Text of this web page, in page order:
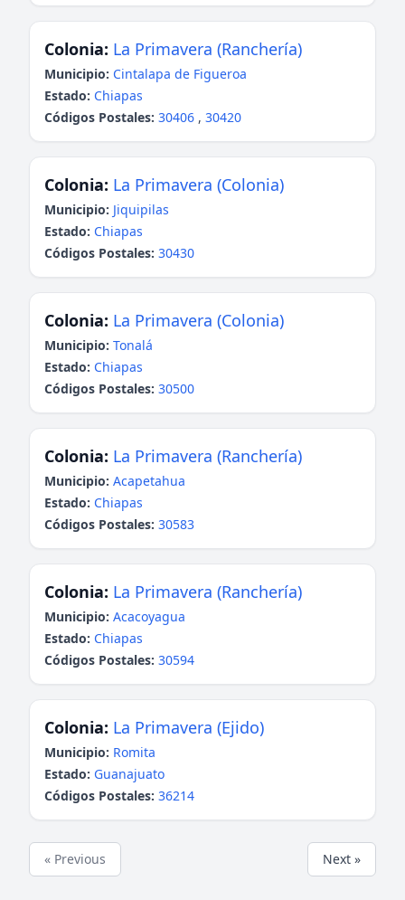
Colonia: La Primavera (Ranchería)
Municipio: Cintalapa de Figueroa
Estado: Chiapas
Códigos Postales: 30406 , 30420
Colonia: La Primavera (Colonia)
Municipio: Jiquipilas
Estado: Chiapas
Códigos Postales: 30430
Colonia: La Primavera (Colonia)
Municipio: Tonalá
Estado: Chiapas
Códigos Postales: 30500
Colonia: La Primavera (Ranchería)
Municipio: Acapetahua
Estado: Chiapas
Códigos Postales: 30583
Colonia: La Primavera (Ranchería)
Municipio: Acacoyagua
Estado: Chiapas
Códigos Postales: 30594
Colonia: La Primavera (Ejido)
Municipio: Romita
Estado: Guanajuato
Códigos Postales: 36214
« Previous Next »